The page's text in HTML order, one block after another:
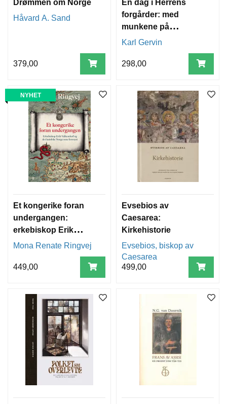
Drømmen om Norge
Håvard A. Sand
379,00
En dag i Herrens
forgårder: med
munkene på
Hovedøya 1. august
Karl Gervin
298,00
NYHET
Et kongerike foran
undergangen:
erkebiskop Erik
Valkendorf og det
forsvant
Mona Renate Ringvej
449,00
Evsebios av
Caesarea:
Kirkehistorie
Evsebios, biskop av
Caesarea
499,00